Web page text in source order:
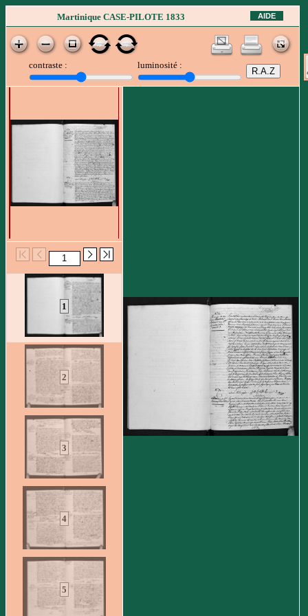
AIDE
Martinique CASE-PILOTE 1833
contraste : luminosité :
1
2
3
4
5